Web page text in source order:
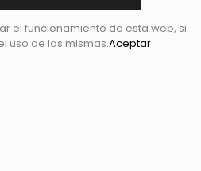
el funcionamiento de esta web, si
uso de las mismas.Aceptar